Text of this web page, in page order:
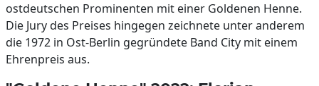
ostdeutschen Prominenten mit einer Goldenen Henne.
Die Jury des Preises hingegen zeichnete unter anderem
die 1972 in Ost-Berlin gegründete Band City mit einem
Ehrenpreis aus.